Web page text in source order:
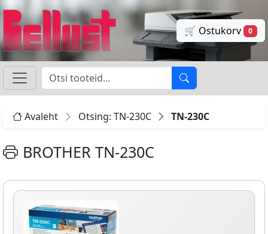
🛒 Ostukorv 0
Avaleht Otsing: TN-230C TN-230C
BROTHER TN-230C